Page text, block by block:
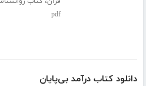
pdf
دانلود کتاب درآمد بی‌پایان